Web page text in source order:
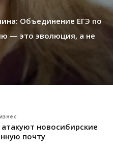
Объединение ЕГЭ по
— это эволюция, а не
новосибирские
почту